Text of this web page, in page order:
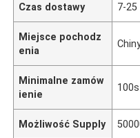
Czas dostawy 7-25
Miejsce pochodz
enia
Minimalne zamów
ienie
Możliwość Supply